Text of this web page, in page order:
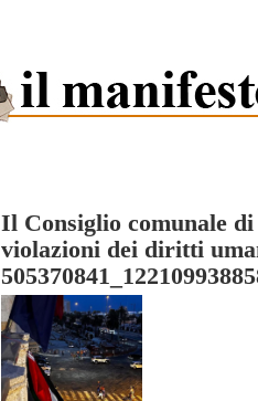
Il Consiglio comunale
violazioni dei diritti